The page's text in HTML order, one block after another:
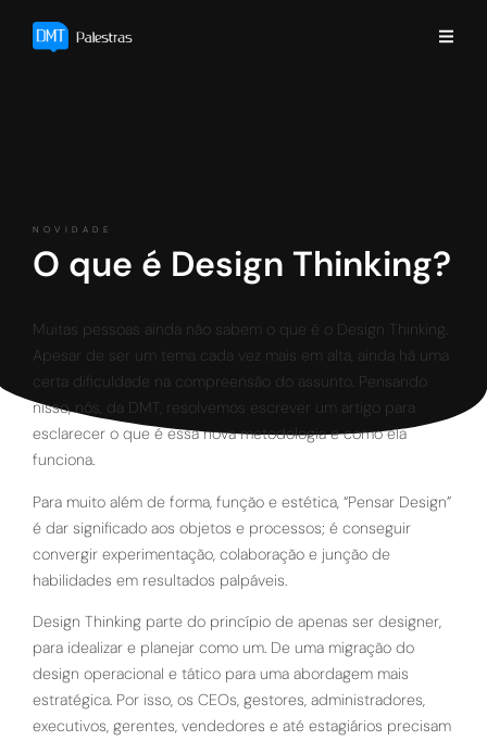
NOVIDADE
O que é Design Thinking?
Muitas pessoas ainda não sabem o que é o Design Thinking.
Apesar de ser um tema cada vez mais em alta, ainda há uma
certa dificuldade na compreensão do assunto. Pensando
nisso, nós, da DMT, resolvemos escrever um artigo para
esclarecer o que é essa nova metodologia e como ela
funciona.
Para muito além de forma, função e estética, “Pensar Design”
é dar significado aos objetos e processos; é conseguir
convergir experimentação, colaboração e junção de
habilidades em resultados palpáveis.
Design Thinking parte do princípio de apenas ser designer,
para idealizar e planejar como um. De uma migração do
design operacional e tático para uma abordagem mais
estratégica. Por isso, os CEOs, gestores, administradores,
executivos, gerentes, vendedores e até estagiários precisam